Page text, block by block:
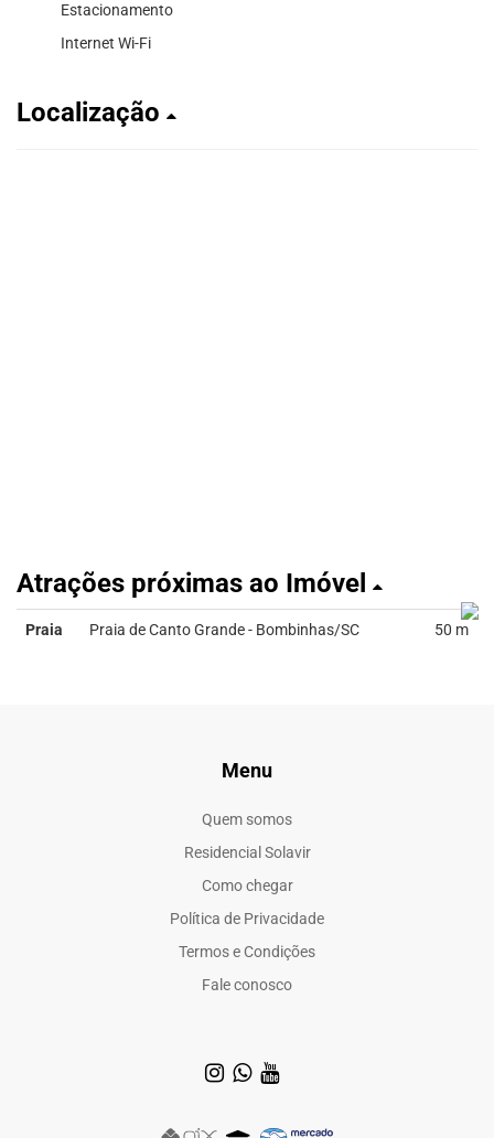
Estacionamento
Internet Wi-Fi
Localização
Atrações próximas ao Imóvel
Praia Praia de Canto Grande - Bombinhas/SC 50 m
Menu
Quem somos
Residencial Solavir
Como chegar
Política de Privacidade
Termos e Condições
Fale conosco